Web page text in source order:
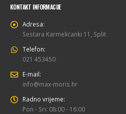
KONTAKT INFORMACIJE
Adresa:
Sestara Karmelićanki 11, Split
Telefon:
021 453450
E-mail:
info@max-moris.hr
Radno vrijeme:
Pon - Sri: 08:00 - 16:00